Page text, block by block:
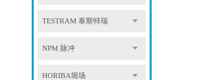
TESTRAM 泰斯特瑞
NPM 脉冲
HORIBA堀场